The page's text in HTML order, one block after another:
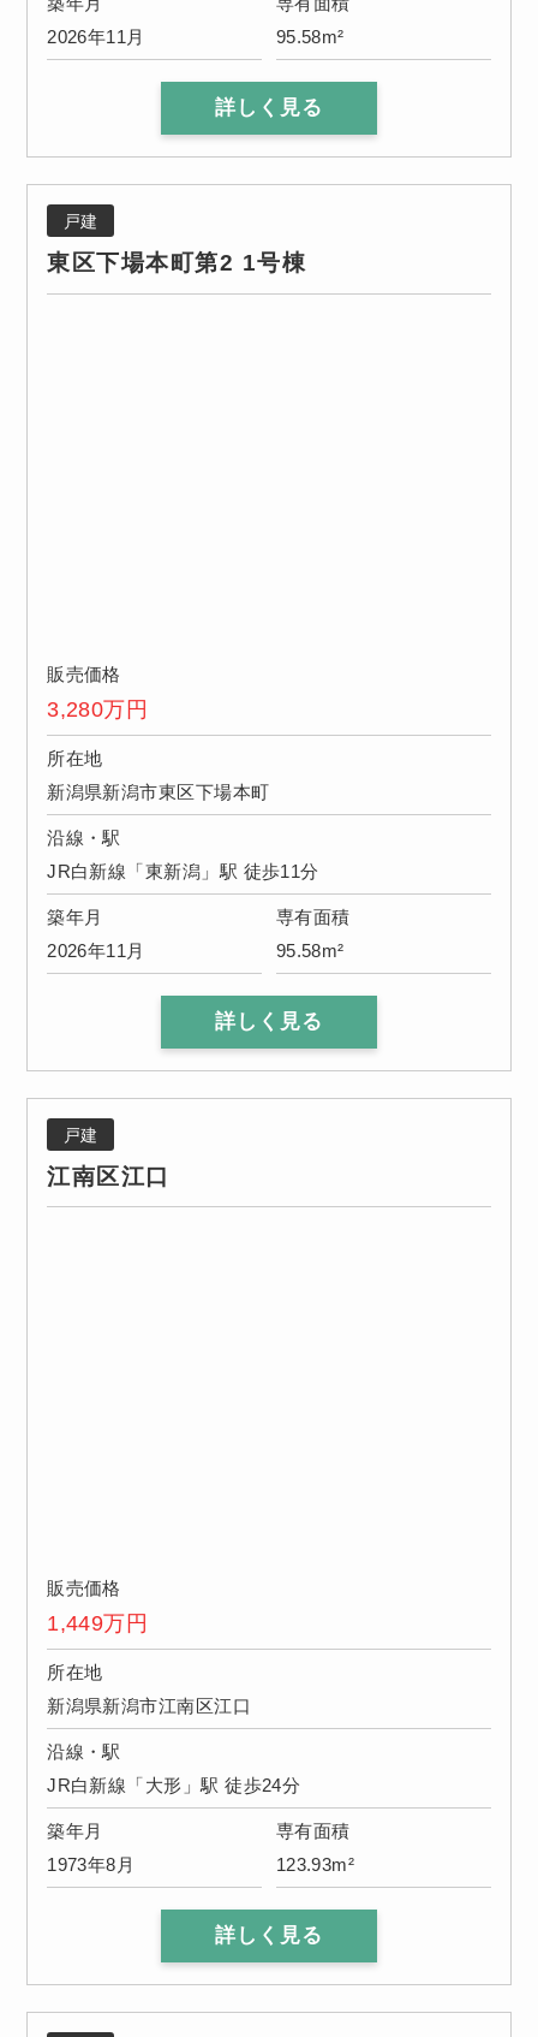
2026年11月
95.58m²
詳しく見る
戸建
東区下場本町第2 1号棟
販売価格
3,280万円
所在地
新潟県新潟市東区下場本町
沿線・駅
JR白新線「東新潟」駅 徒歩11分
築年月
2026年11月
専有面積
95.58m²
詳しく見る
戸建
江南区江口
販売価格
1,449万円
所在地
新潟県新潟市江南区江口
沿線・駅
JR白新線「大形」駅 徒歩24分
築年月
1973年8月
専有面積
123.93m²
詳しく見る